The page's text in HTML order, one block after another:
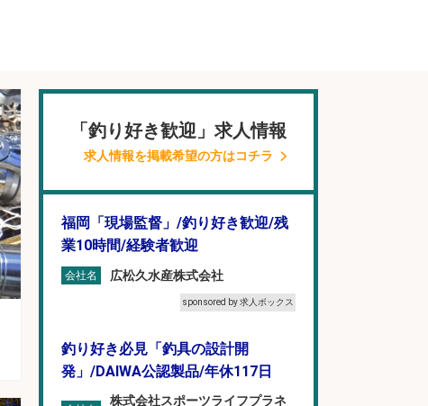
「釣り好き歓迎」求人情報
求人情報を掲載希望の方はコチラ
福岡「現場監督」/釣り好き歓迎/残
業10時間/経験者歓迎
会社名 広松久水産株式会社
sponsored by 求人ボックス
釣り好き必見「釣具の設計開
発」/DAIWA公認製品/年休117日
株式会社スポーツライフプラネ